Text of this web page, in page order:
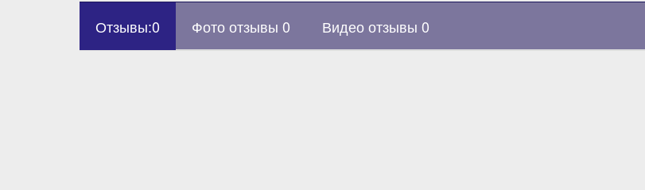
Отзывы:0 Фото отзывы 0 Видео отзывы 0